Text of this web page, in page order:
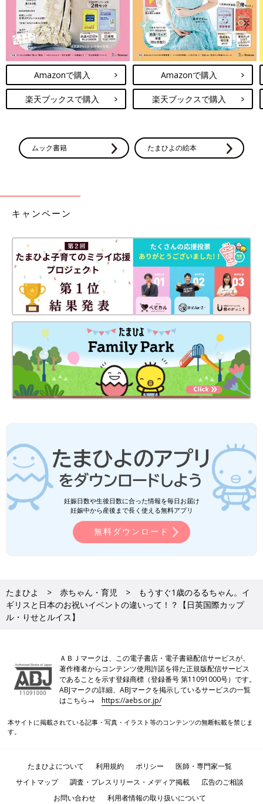
Amazonで購入
楽天ブックスで購入
Amazonで購入
楽天ブックスで購入
ムック書籍 たまひよの絵本
キャンペーン
妊娠日数や生後日数に合った情報を毎日お届け
妊娠中から産後まで長く使える無料アプリ
無料ダウンロード
たまひよ 赤ちゃん・育児
もうすぐ1歳のるるちゃん。イ
ギリスと日本のお祝いイベントの違いって！？【日英国際カップ
ル・りせとルイス】
ＡＢＪマークは、この電子書店・電子書籍配信サービスが、
著作権者からコンテンツ使用許諾を得た正規版配信サービス
であることを示す登録商標（登録番号 第11091000号）です。
ABJマークの詳細、ABJマークを掲示しているサービスの一覧
はこちら→https://aebs.or.jp/
本サイトに掲載されている記事・写真・イラスト等のコンテンツの無断転載を禁じま
す。
たまひよについて 利用規約 ポリシー
医師・専門家一覧
サイトマップ
調査・プレスリリース・メディア掲載
広告のご相談
お問い合わせ
利用者情報の取り扱いについて